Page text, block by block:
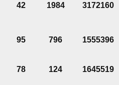
42 1984 3172160
95 796 1555396
78 124 1645519